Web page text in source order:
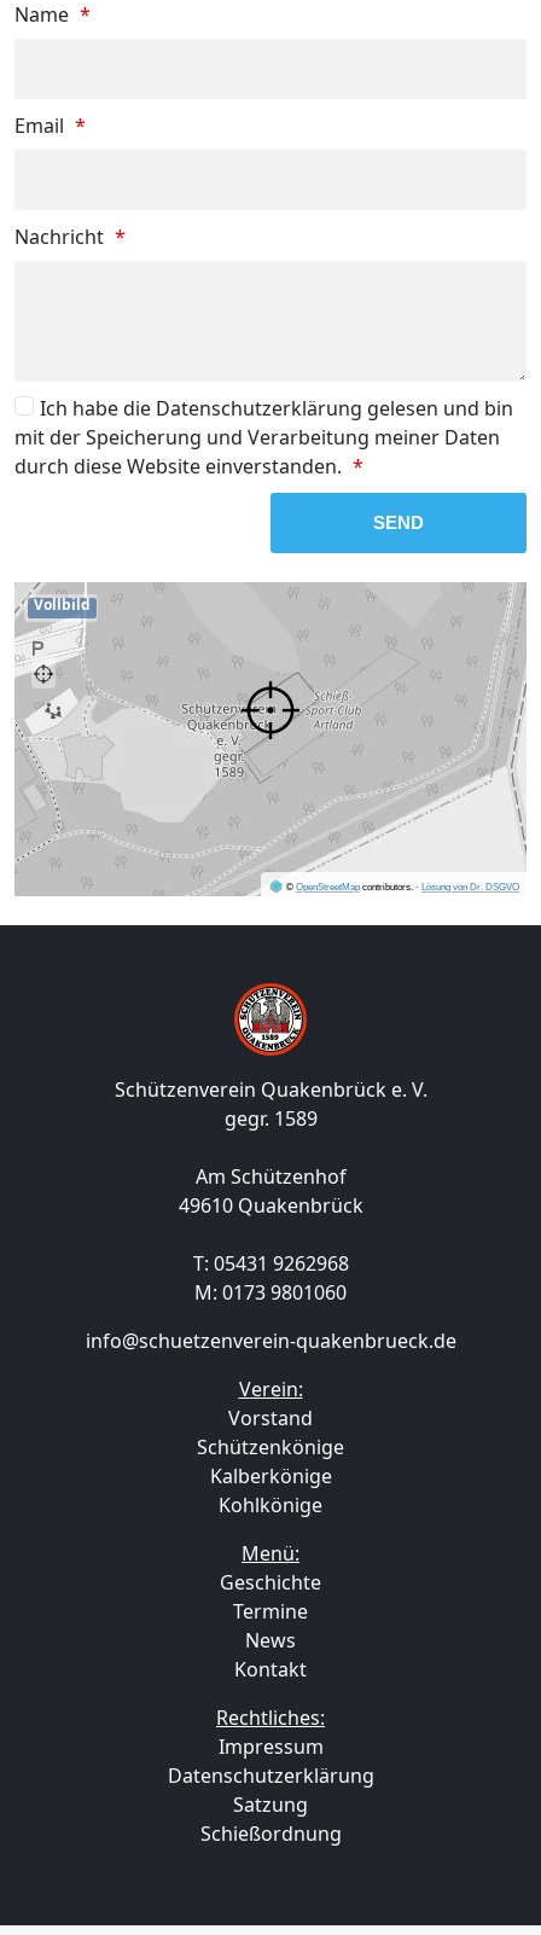
Name *
Email *
Nachricht *
Terms
and
Ich habe die Datenschutzerklärung gelesen und bin
mit der Speicherung und Verarbeitung meiner Daten
durch diese Website einverstanden. *
SEND
© OpenStreetMapcontributors. · Lösung von Dr. DSGVO
Vollbild
Schützenverein Quakenbrück e. V.
gegr. 1589
Am Schützenhof
49610 Quakenbrück
T: 05431 9262968
M: 0173 9801060
info@schuetzenverein-quakenbrueck.de
Verein:
Vorstand
Schützenkönige
Kalberkönige
Kohlkönige
Menü:
Geschichte
Termine
News
Kontakt
Rechtliches:
Impressum
Datenschutzerklärung
Satzung
Schießordnung